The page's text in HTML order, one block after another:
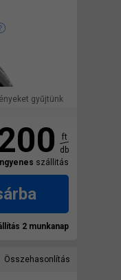
gyűjtünk
ft
db
szállitás
2 munkanap
Összehasonlítás